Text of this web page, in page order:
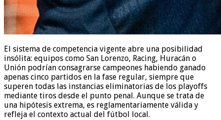
El sistema de competencia vigente abre una posibilidad
insólita: equipos como San Lorenzo, Racing, Huracán o
Unión podrían consagrarse campeones habiendo ganado
apenas cinco partidos en la fase regular, siempre que
superen todas las instancias eliminatorias de los playoffs
mediante tiros desde el punto penal. Aunque se trata de
una hipótesis extrema, es reglamentariamente válida y
refleja el contexto actual del fútbol local.